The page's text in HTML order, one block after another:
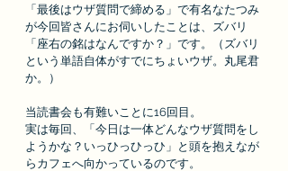
「最後はウザ質問で締める」で有名なたつみ
が今回皆さんにお伺いしたことは、ズバリ
「座右の銘はなんですか？」です。（ズバリ
という単語自体がすでにちょいウザ。丸尾君
か。）
当読書会も有難いことに16回目。
実は毎回、「今日は一体どんなウザ質問をし
ようかな？いっひっひっひ」と頭を抱えなが
らカフェへ向かっているのです。